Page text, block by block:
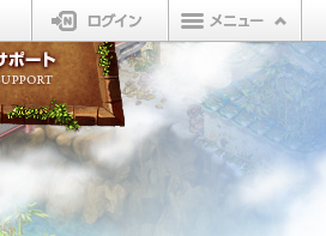
ログイン
ップ
販売アイテム
ビューティーショップ
ープンマーケットサポート
不具合対応状況
アンケート